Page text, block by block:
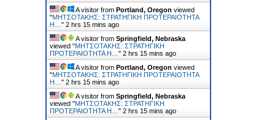
A visitor from Portland, Oregon viewed
"ΜΗΤΣΟΤΑΚΗΣ: ΣΤΡΑΤΗΓΙΚΗ ΠΡΟΤΕΡΑΙΟΤΗΤΑ
Η… " 2 hrs 15 mins ago
A visitor from Springfield, Nebraska
viewed "ΜΗΤΣΟΤΑΚΗΣ: ΣΤΡΑΤΗΓΙΚΗ
ΠΡΟΤΕΡΑΙΟΤΗΤΑ Η… " 2 hrs 15 mins ago
A visitor from Portland, Oregon viewed
"ΜΗΤΣΟΤΑΚΗΣ: ΣΤΡΑΤΗΓΙΚΗ ΠΡΟΤΕΡΑΙΟΤΗΤΑ
Η… " 2 hrs 15 mins ago
A visitor from Springfield, Nebraska
viewed "ΜΗΤΣΟΤΑΚΗΣ: ΣΤΡΑΤΗΓΙΚΗ
ΠΡΟΤΕΡΑΙΟΤΗΤΑ Η… " 2 hrs 15 mins ago